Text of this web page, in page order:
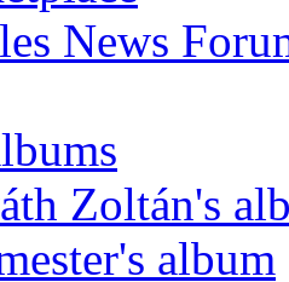
News
Zoltán's
album